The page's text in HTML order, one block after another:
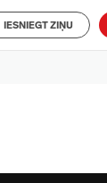
IESNIEGT ZIŅU